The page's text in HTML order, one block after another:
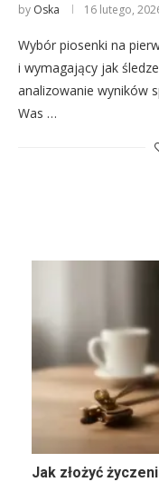
by Oska 16 lutego,
Wybór piosenki na
i wymagający jak
analizowanie wyników
Was …
Jak złożyć